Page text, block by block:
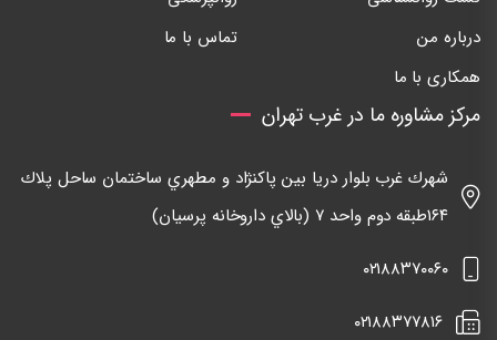
درباره من
تماس با ما
همکاری با ما
مرکز مشاوره ما در غرب تهران
شهرك غرب بلوار دريا بين پاكنژاد و مطهري ساختمان ساحل پلاك
١٦٤طبقه دوم واحد ٧ (بالاي داروخانه پرسيان)
٠٢١٨٨٣٧٠٠٦٠
٠٢١٨٨٣٧٧٨١٦